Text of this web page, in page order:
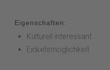
Eigenschaften:
Kulturell interessant
Einkehrmöglichkeit